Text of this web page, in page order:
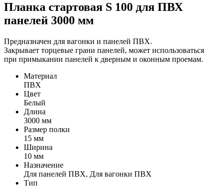
Планка стартовая S 100 для ПВХ
панелей 3000 мм
Предназначен для вагонки и панелей ПВХ.
Закрывает торцевые грани панелей, может использоваться
при примыкании панелей к дверным и оконным проемам.
Материал
ПВХ
Цвет
Белый
Длина
3000 мм
Размер полки
15 мм
Ширина
10 мм
Назначение
Для панелей ПВХ, Для вагонки ПВХ
Тип